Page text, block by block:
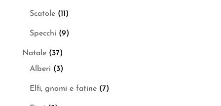
Scatole (11)
Specchi (9)
Natale (37)
Alberi (3)
Elfi, gnomi e fatine (7)